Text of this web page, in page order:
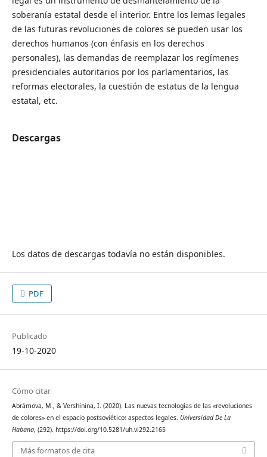
soberanía estatal desde el interior. Entre los lemas legales
de las futuras revoluciones de colores se pueden usar los
derechos humanos (con énfasis en los derechos
personales), las demandas de reemplazar los regímenes
presidenciales autoritarios por los parlamentarios, las
reformas electorales, la cuestión de estatus de la lengua
estatal, etc.
Descargas
Los datos de descargas todavía no están disponibles.
PDF
Publicado
19-10-2020
Cómo citar
Abrámova, M., & Vershínina, I. (2020). Las nuevas tecnologías de las «revoluciones
de colores» en el espacio postsoviético: aspectos legales. Universidad De La
Habana, (292). https://doi.org/10.5281/uh.vi292.2165
Más formatos de cita